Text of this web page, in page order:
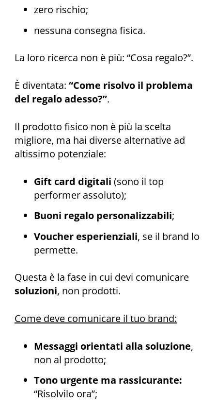
zero rischio;
nessuna consegna fisica.
La loro ricerca non è più: “Cosa regalo?”.
È diventata: “Come risolvo il problema
del regalo adesso?”.
Il prodotto fisico non è più la scelta
migliore, ma hai diverse alternative ad
altissimo potenziale:
Gift card digitali (sono il top
performer assoluto);
Buoni regalo personalizzabili;
Voucher esperienziali, se il brand lo
permette.
Questa è la fase in cui devi comunicare
soluzioni, non prodotti.
Come deve comunicare il tuo brand:
Messaggi orientati alla soluzione,
non al prodotto;
Tono urgente ma rassicurante:
“Risolvilo ora”;